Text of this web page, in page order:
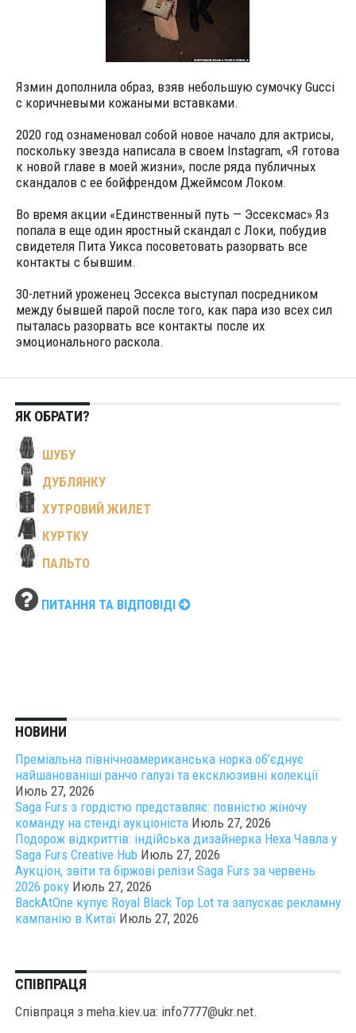
Язмин дополнила образ, взяв небольшую сумочку Gucci
с коричневыми кожаными вставками.
2020 год ознаменовал собой новое начало для актрисы,
поскольку звезда написала в своем Instagram, «Я готова
к новой главе в моей жизни», после ряда публичных
скандалов с ее бойфрендом Джеймсом Локом.
Во время акции «Единственный путь — Эссексмас» Яз
попала в еще один яростный скандал с Локи, побудив
свидетеля Пита Уикса посоветовать разорвать все
контакты с бывшим.
30-летний уроженец Эссекса выступал посредником
между бывшей парой после того, как пара изо всех сил
пыталась разорвать все контакты после их
эмоционального раскола.
ЯК ОБРАТИ?
ШУБУ
ДУБЛЯНКУ
ХУТРОВИЙ ЖИЛЕТ
КУРТКУ
ПАЛЬТО
ПИТАННЯ ТА ВІДПОВІДІ
НОВИНИ
Преміальна північноамериканська норка об’єднує
найшанованіші ранчо галузі та ексклюзивні колекції
Июль 27, 2026
Saga Furs з гордістю представляє: повністю жіночу
команду на стенді аукціоніста Июль 27, 2026
Подорож відкриттів: індійська дизайнерка Неха Чавла у
Saga Furs Creative Hub Июль 27, 2026
Аукціон, звіти та біржові релізи Saga Furs за червень
2026 року Июль 27, 2026
BackAtOne купує Royal Black Top Lot та запускає рекламну
кампанію в Китаї Июль 27, 2026
СПІВПРАЦЯ
Співпраця з meha.kiev.ua: info7777@ukr.net.